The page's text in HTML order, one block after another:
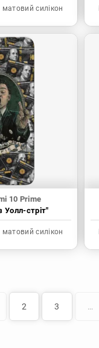
силікон
10 Prime
Уолл-стріт"
силікон
2 3 …